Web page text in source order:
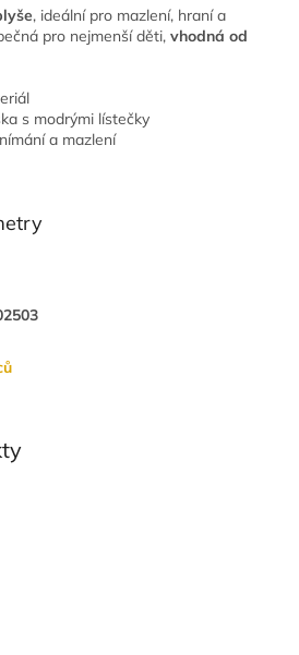
, ideální pro mazlení, hraní a
pro nejmenší děti, vhodná od
s modrými lístečky
a mazlení